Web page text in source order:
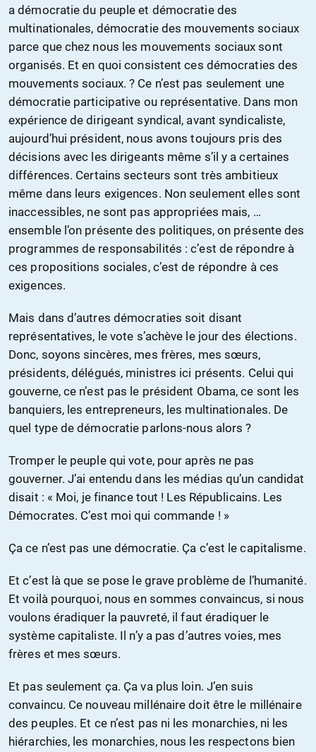
a démocratie du peuple et démocratie des
multinationales, démocratie des mouvements sociaux
parce que chez nous les mouvements sociaux sont
organisés. Et en quoi consistent ces démocraties des
mouvements sociaux. ? Ce n’est pas seulement une
démocratie participative ou représentative. Dans mon
expérience de dirigeant syndical, avant syndicaliste,
aujourd’hui président, nous avons toujours pris des
décisions avec les dirigeants même s’il y a certaines
différences. Certains secteurs sont très ambitieux
même dans leurs exigences. Non seulement elles sont
inaccessibles, ne sont pas appropriées mais, …
ensemble l’on présente des politiques, on présente des
programmes de responsabilités : c’est de répondre à
ces propositions sociales, c’est de répondre à ces
exigences.
Mais dans d’autres démocraties soit disant
représentatives, le vote s’achève le jour des élections.
Donc, soyons sincères, mes frères, mes sœurs,
présidents, délégués, ministres ici présents. Celui qui
gouverne, ce n’est pas le président Obama, ce sont les
banquiers, les entrepreneurs, les multinationales. De
quel type de démocratie parlons-nous alors ?
Tromper le peuple qui vote, pour après ne pas
gouverner. J’ai entendu dans les médias qu’un candidat
disait : « Moi, je finance tout ! Les Républicains. Les
Démocrates. C’est moi qui commande ! »
Ça ce n’est pas une démocratie. Ça c’est le capitalisme.
Et c’est là que se pose le grave problème de l’humanité.
Et voilà pourquoi, nous en sommes convaincus, si nous
voulons éradiquer la pauvreté, il faut éradiquer le
système capitaliste. Il n’y a pas d’autres voies, mes
frères et mes sœurs.
Et pas seulement ça. Ça va plus loin. J’en suis
convaincu. Ce nouveau millénaire doit être le millénaire
des peuples. Et ce n’est pas ni les monarchies, ni les
hiérarchies, les monarchies, nous les respectons bien